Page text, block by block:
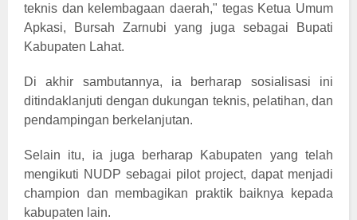
teknis dan kelembagaan daerah," tegas Ketua Umum
Apkasi, Bursah Zarnubi yang juga sebagai Bupati
Kabupaten Lahat.
Di akhir sambutannya, ia berharap sosialisasi ini
ditindaklanjuti dengan dukungan teknis, pelatihan, dan
pendampingan berkelanjutan.
Selain itu, ia juga berharap Kabupaten yang telah
mengikuti NUDP sebagai pilot project, dapat menjadi
champion dan membagikan praktik baiknya kepada
kabupaten lain.